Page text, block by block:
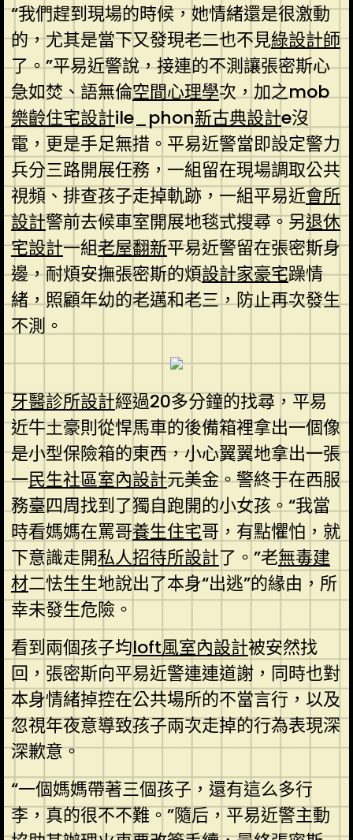
“我們趕到現場的時候，她情緒還是很激動
的，尤其是當下又發現老二也不見綠設計師
了。”平易近警說，接連的不測讓張密斯心
急如焚、語無倫空間心理學次，加之mob
樂齡住宅設計ile_phon新古典設計e沒
電，更是手足無措。平易近警當即設定警力
兵分三路開展任務，一組留在現場調取公共
視頻、排查孩子走掉軌跡，一組平易近會所
設計警前去候車室開展地毯式搜尋。另退休
宅設計一組老屋翻新平易近警留在張密斯身
邊，耐煩安撫張密斯的煩設計家豪宅躁情
緒，照顧年幼的老邁和老三，防止再次發生
不測。
牙醫診所設計經過20多分鐘的找尋，平易
近牛土豪則從悍馬車的後備箱裡拿出一個像
是小型保險箱的東西，小心翼翼地拿出一張
一民生社區室內設計元美金。警終于在西服
務臺四周找到了獨自跑開的小女孩。“我當
時看媽媽在罵哥養生住宅哥，有點懼怕，就
下意識走開私人招待所設計了。”老無毒建
材二怯生生地說出了本身“出逃”的緣由，所
幸未發生危險。
看到兩個孩子均loft風室內設計被安然找
回，張密斯向平易近警連連道謝，同時也對
本身情緒掉控在公共場所的不當言行，以及
忽視年夜意導致孩子兩次走掉的行為表現深
深歉意。
“一個媽媽帶著三個孩子，還有這么多行
李，真的很不不難。”隨后，平易近警主動